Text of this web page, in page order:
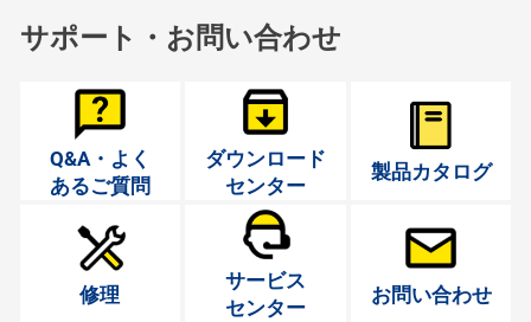
サポート・お問い合わせ
Q&A・よく
あるご質問
ダウンロード
センター
製品カタログ
修理
サービス
センター
お問い合わせ